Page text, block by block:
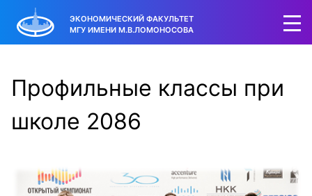
ЭКОНОМИЧЕСКИЙ ФАКУЛЬТЕТ
МГУ ИМЕНИ М.В.ЛОМОНОСОВА
Профильные классы при
школе 2086